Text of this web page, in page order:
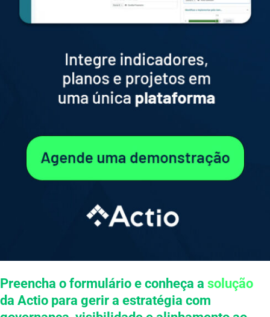
Preencha o formulário e conheça a solução
da Actio para gerir a estratégia com